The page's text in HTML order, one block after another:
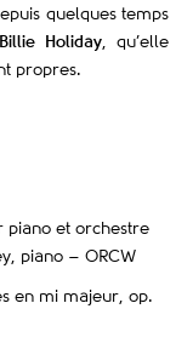
quelques temps
Billie Holiday, qu’elle
propres.
piano et orchestre
piano – ORCW
en mi majeur, op.